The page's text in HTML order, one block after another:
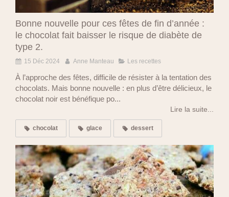
Bonne nouvelle pour ces fêtes de fin d’année :
le chocolat fait baisser le risque de diabète de
type 2.
15 Déc 2024 Anne Manteau Les recettes
À l’approche des fêtes, difficile de résister à la tentation des
chocolats. Mais bonne nouvelle : en plus d’être délicieux, le
chocolat noir est bénéfique po...
Lire la suite...
chocolat glace dessert